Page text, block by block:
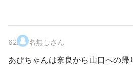
62. 名無しさん
あびちゃんは奈良から山口への帰